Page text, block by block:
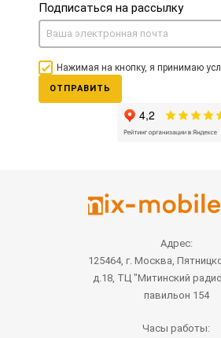
Подписаться на рассылку
Нажимая на кнопку, я принимаю
ОТПРАВИТЬ
Адрес:
125464, г. Москва,
д.18, ТЦ "Митинский
павильон 154
Часы работы: